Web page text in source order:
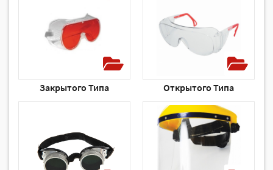
Закрытого Типа Открытого Типа